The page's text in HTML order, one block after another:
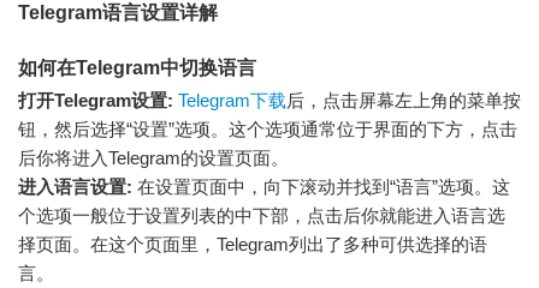
Telegram语言设置详解
如何在Telegram中切换语言
打开Telegram设置: Telegram下载后，点击屏幕左上角的菜单按
钮，然后选择“设置”选项。这个选项通常位于界面的下方，点击
后你将进入Telegram的设置页面。
进入语言设置: 在设置页面中，向下滚动并找到“语言”选项。这
个选项一般位于设置列表的中下部，点击后你就能进入语言选
择页面。在这个页面里，Telegram列出了多种可供选择的语
言。